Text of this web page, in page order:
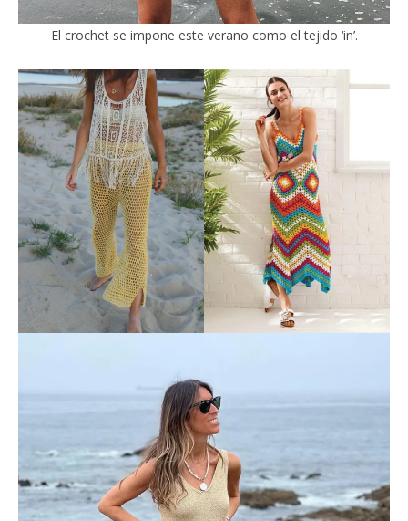
El crochet se impone este verano como el tejido ‘in’.